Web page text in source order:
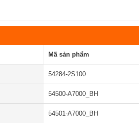
Mã sản phẩm
54284-2S100
54500-A7000_BH
54501-A7000_BH